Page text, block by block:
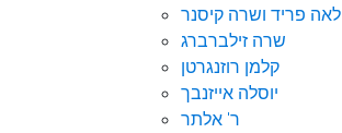
לאה פריד ושרה קיסנר
שרה זילברברג
קלמן רוזנגרטן
יוסלה אייזנבך
ר' אלתר